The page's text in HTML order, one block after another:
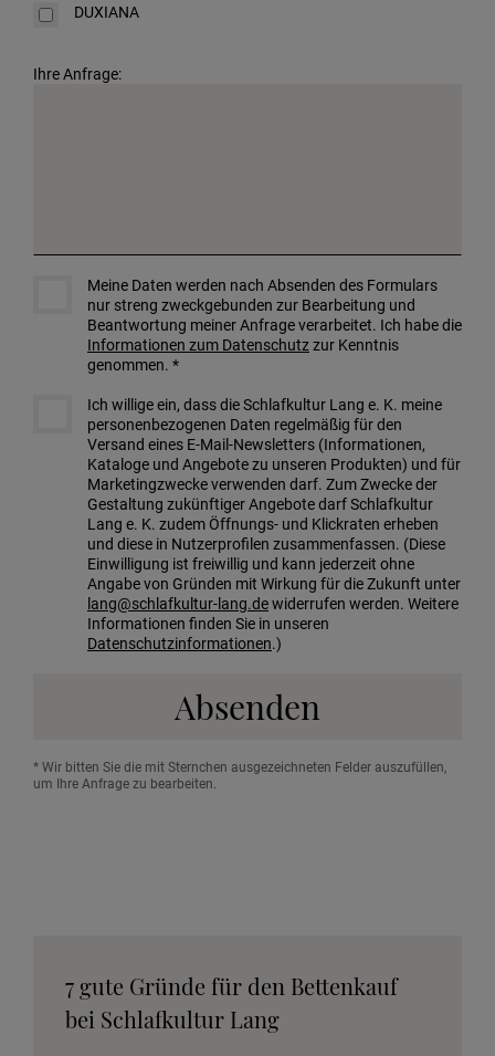
DUXIANA
Ihre Anfrage:
Meine Daten werden nach Absenden des Formulars
nur streng zweckgebunden zur Bearbeitung und
Beantwortung meiner Anfrage verarbeitet. Ich habe die
Informationen zum Datenschutzzur Kenntnis
genommen. *
Ich willige ein, dass die Schlafkultur Lang e. K. meine
personenbezogenen Daten regelmäßig für den
Versand eines E-Mail-Newsletters (Informationen,
Kataloge und Angebote zu unseren Produkten) und für
Marketingzwecke verwenden darf. Zum Zwecke der
Gestaltung zukünftiger Angebote darf Schlafkultur
Lang e. K. zudem Öffnungs- und Klickraten erheben
und diese in Nutzerprofilen zusammenfassen. (Diese
Einwilligung ist freiwillig und kann jederzeit ohne
Angabe von Gründen mit Wirkung für die Zukunft unter
lang@schlafkultur-lang.dewiderrufen werden. Weitere
Informationen finden Sie in unseren
Datenschutzinformationen.)
Absenden
* Wir bitten Sie die mit Sternchen ausgezeichneten Felder auszufüllen,
um Ihre Anfrage zu bearbeiten.
7 gute Gründe für den Bettenkauf
bei Schlafkultur Lang